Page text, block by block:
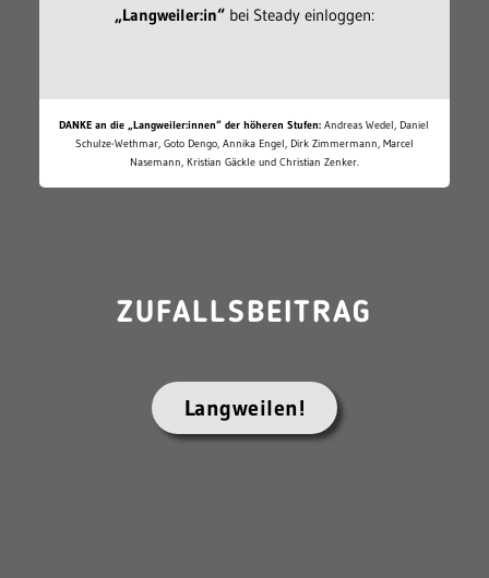
„Langweiler:in“bei Steady einloggen:
DANKE an die „Langweiler:innen“ der höheren Stufen: Andreas Wedel, Daniel
Schulze-Wethmar, Goto Dengo, Annika Engel, Dirk Zimmermann, Marcel
Nasemann, Kristian Gäckle und Christian Zenker.
ZUFALLSBEITRAG
Langweilen!